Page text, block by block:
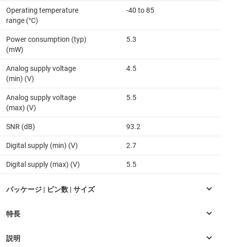
Operating temperature
range (°C)
-40 to 85
Power consumption (typ)
(mW)
5.3
Analog supply voltage
(min) (V)
4.5
Analog supply voltage
(max) (V)
5.5
SNR (dB) 93.2
Digital supply (min) (V) 2.7
Digital supply (max) (V) 5.5